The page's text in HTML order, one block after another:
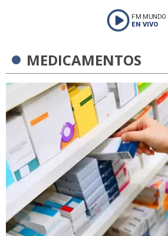
FM MUNDO
EN VIVO
MEDICAMENTOS